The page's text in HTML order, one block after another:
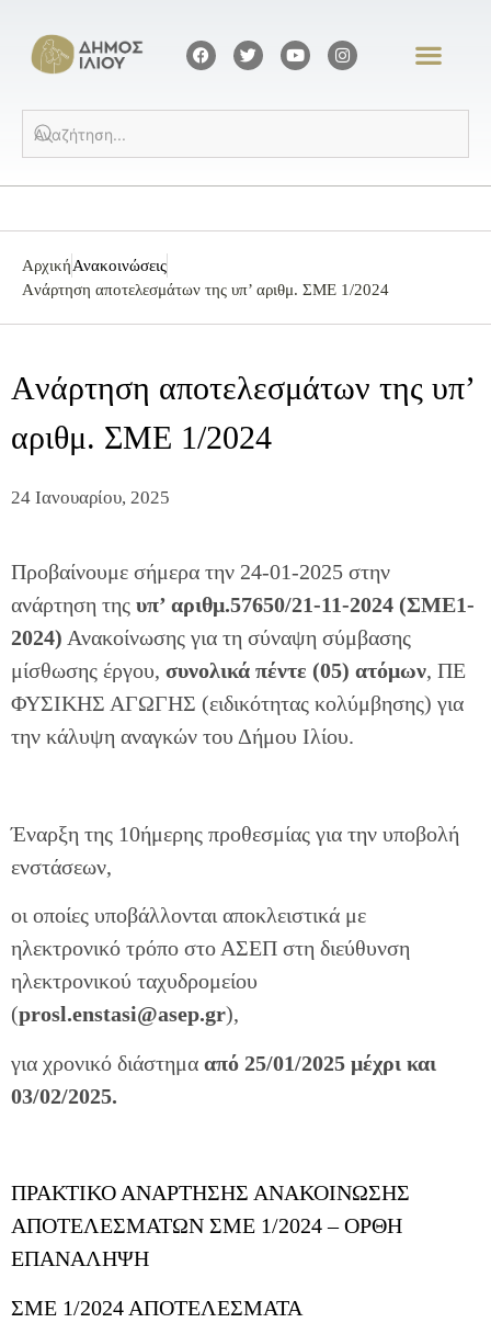
ΑρχικήΑνακοινώσεις
Aνάρτηση αποτελεσμάτων της υπ’ αριθμ. ΣΜΕ 1/2024
Aνάρτηση αποτελεσμάτων της υπ’
αριθμ. ΣΜΕ 1/2024
24 Ιανουαρίου, 2025
Προβαίνουμε σήμερα την 24-01-2025 στην
ανάρτηση της υπ’ αριθμ.57650/21-11-2024 (ΣΜΕ1-
2024) Ανακοίνωσης για τη σύναψη σύμβασης
μίσθωσης έργου, συνολικά πέντε (05) ατόμων, ΠΕ
ΦΥΣΙΚΗΣ ΑΓΩΓΗΣ (ειδικότητας κολύμβησης) για
την κάλυψη αναγκών του Δήμου Ιλίου.
Έναρξη της 10ήμερης προθεσμίας για την υποβολή
ενστάσεων,
οι οποίες υποβάλλονται αποκλειστικά με
ηλεκτρονικό τρόπο στο ΑΣΕΠ στη διεύθυνση
ηλεκτρονικού ταχυδρομείου
(prosl.enstasi@asep.gr),
για χρονικό διάστημα από 25/01/2025 μέχρι και
03/02/2025.
ΠΡΑΚΤΙΚΟ ΑΝΑΡΤΗΣΗΣ ΑΝΑΚΟΙΝΩΣΗΣ
ΑΠΟΤΕΛΕΣΜΑΤΩΝ ΣΜΕ 1/2024 – ΟΡΘΗ
ΕΠΑΝΑΛΗΨΗ
ΣΜΕ 1/2024 ΑΠΟΤΕΛΕΣΜΑΤΑ